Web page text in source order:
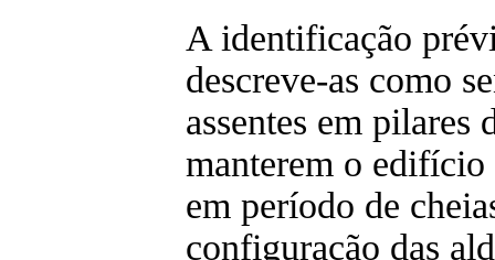
A identificação
descreve-as como
assentes em pilares
manterem o
em período de
configuração das